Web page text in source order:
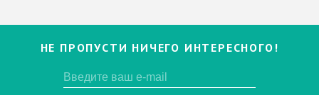
НЕ ПРОПУСТИ НИЧЕГО ИНТЕРЕСНОГО!